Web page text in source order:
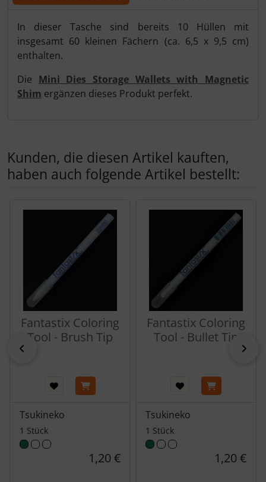
Produktbeschreibung
In dieser Tasche sind bereits 10 Hüllen mit
insgesamt 60 kleinen Fächern (ca. 6,5 x 9,5 cm)
enthalten.
Die Mini Dies Storage Wallets with Magnetic
Shim ergänzen dieses Produkt perfekt.
Kunden, die diesen Artikel kauften,
haben auch folgende Artikel bestellt:
Fantastix Coloring
Tool - Brush Tip
Tsukineko
1 Stück
1,20 €
Fantastix Coloring
Tool - Bullet Tip
Tsukineko
1 Stück
1,20 €